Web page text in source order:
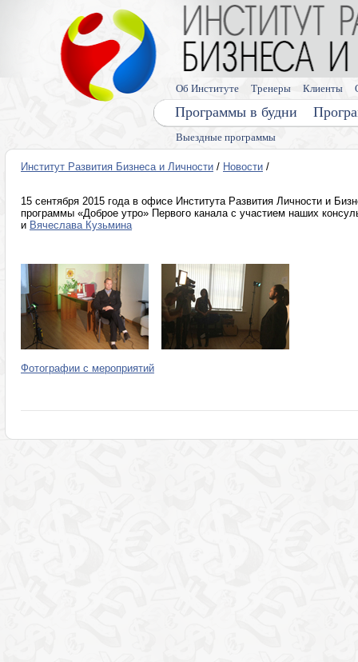
Выездные программы
Программы в будни
Об Институте Тренеры Клиенты
Институт Развития Бизнеса и Личности / Новости /
15 сентября 2015 года в офисе Института Развития Личности и
программы «Доброе утро» Первого канала с участием наших
и Вячеслава Кузьмина
Фотографии с мероприятий